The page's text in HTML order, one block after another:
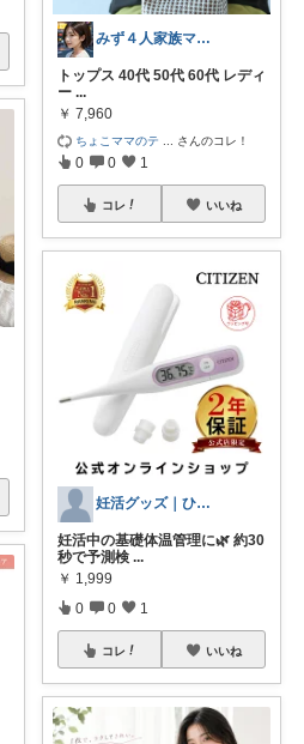
みず４人家族ママ★３０代子育て奮闘中🙆
トップス 40代 50代 60代 レディ
ー ...
￥ 7,960
ちょこママのテ さんのコレ！
0 0 1
コレ いいね
妊活グッズ｜ひろりん
妊活中の基礎体温管理に🌿 約30
秒で予測検 ...
￥ 1,999
0 0 1
コレ いいね